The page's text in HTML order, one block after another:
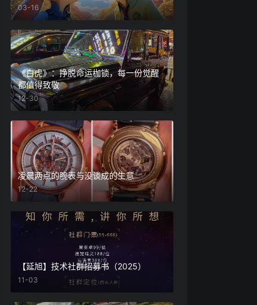
03-16
《白虎》：挣脱命运枷锁，每一份觉醒
都值得致敬
12-30
凌晨两点的腕表与没谈成的生意
12-22
【延旭】技术社群招募书（2025）
11-03